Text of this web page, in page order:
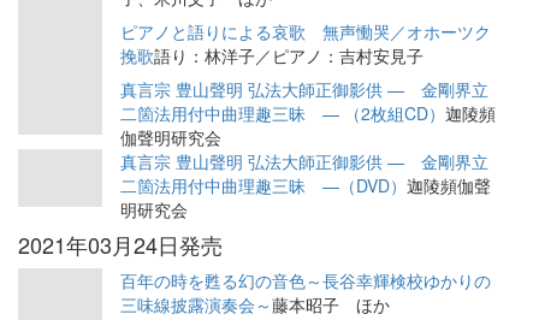
ピアノと語りによる哀歌 無声慟哭／オホーツク
挽歌語り：林洋子／ピアノ：吉村安見子
真言宗 豊山聲明 弘法大師正御影供 — 金剛界立
二箇法用付中曲理趣三昧 — （2枚組CD） 迦陵頻
伽聲明研究会
真言宗 豊山聲明 弘法大師正御影供 — 金剛界立
二箇法用付中曲理趣三昧 —（DVD） 迦陵頻伽聲
明研究会
2021年03月24日発売
百年の時を甦る幻の音色～長谷幸輝検校ゆかりの
三味線披露演奏会～藤本昭子 ほか